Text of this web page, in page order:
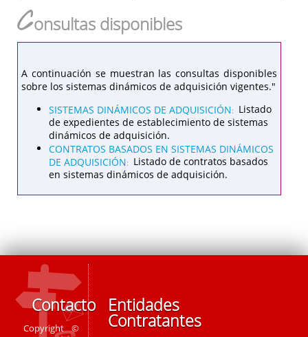
Consultas disponibles
A continuación se muestran las consultas disponibles
sobre los sistemas dinámicos de adquisición vigentes."
SISTEMAS DINÁMICOS DE ADQUISICIÓN: Listado
de expedientes de establecimiento de sistemas
dinámicos de adquisición.
CONTRATOS BASADOS EN SISTEMAS DINÁMICOS
DE ADQUISICIÓN: Listado de contratos basados
en sistemas dinámicos de adquisición.
Contacto
Copyright ©
Entidades
Contratantes